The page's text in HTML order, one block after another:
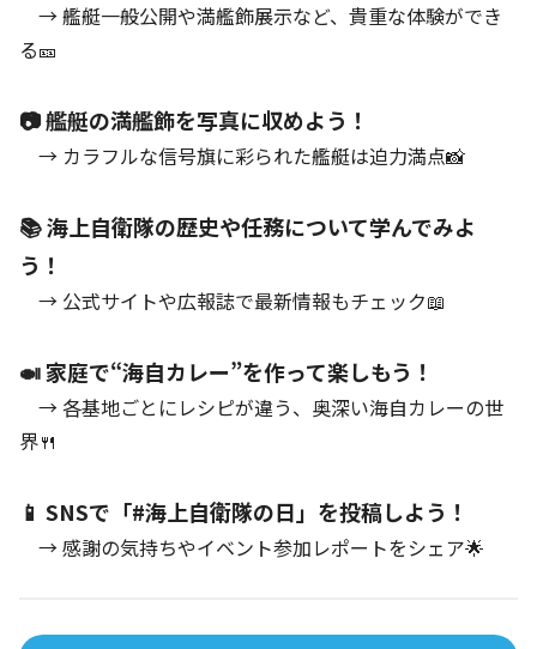
→ 艦艇一般公開や満艦飾展示など、貴重な体験ができ
る🎫
📷 艦艇の満艦飾を写真に収めよう！
→ カラフルな信号旗に彩られた艦艇は迫力満点📸
📚 海上自衛隊の歴史や任務について学んでみよ
う！
→ 公式サイトや広報誌で最新情報もチェック📖
🍛 家庭で“海自カレー”を作って楽しもう！
→ 各基地ごとにレシピが違う、奥深い海自カレーの世
界🍴
📱 SNSで「#海上自衛隊の日」を投稿しよう！
→ 感謝の気持ちやイベント参加レポートをシェア🌟